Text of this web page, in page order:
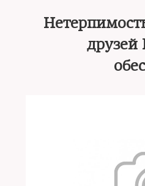
друзей